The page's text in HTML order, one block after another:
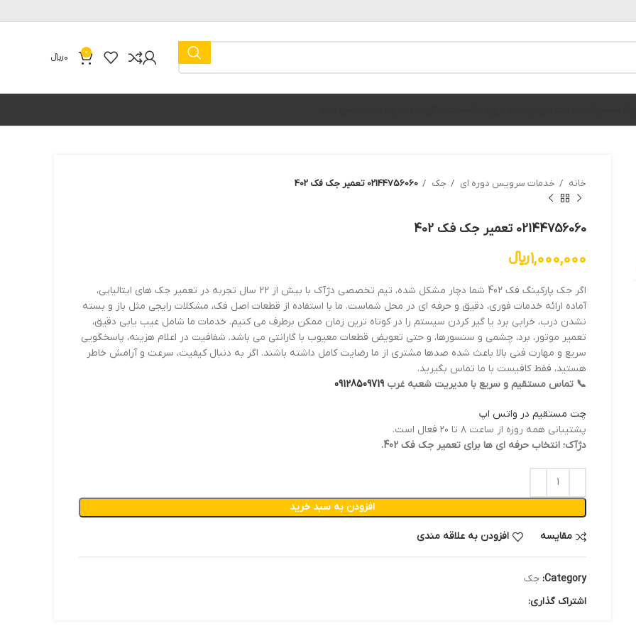
0
0﷼
خانه خدمات سرویس دوره ای جک 02144756060 تعمیر جک فک 402
02144756060 تعمیر جک فک 402
1,000,000﷼
اگر جک پارکینگ فک 402 شما دچار مشکل شده، تیم تخصصی دژآک با بیش از 22 سال تجربه در تعمیر جک های ایتالیایی،
آماده ارائه خدمات فوری، دقیق و حرفه ای در محل شماست. ما با استفاده از قطعات اصل فک، مشکلات رایجی مثل باز و بسته
نشدن درب، خرابی برد یا گیر کردن سیستم را در کوتاه ترین زمان ممکن برطرف می کنیم. خدمات ما شامل عیب یابی دقیق،
تعمیر موتور، برد، چشمی و سنسورها، و حتی تعویض قطعات معیوب با گارانتی می باشد. شفافیت در اعلام هزینه، پاسخگویی
سریع و مهارت فنی بالا باعث شده صدها مشتری از ما رضایت کامل داشته باشند. اگر به دنبال کیفیت، سرعت و آرامش خاطر
هستید، فقط کافیست با ما تماس بگیرید.
📞 تماس مستقیم و سریع با مدیریت شعبه غرب09128509719
چت مستقیم در واتس اپ
پشتیبانی همه روزه از ساعت ۸ تا ۲۰ فعال است.
دژآک؛ انتخاب حرفه ای ها برای تعمیر جک فک 402.
افزودن به سبد خرید
مقایسه افزودن به علاقه مندی
Category: جک
اشتراک گذاری: